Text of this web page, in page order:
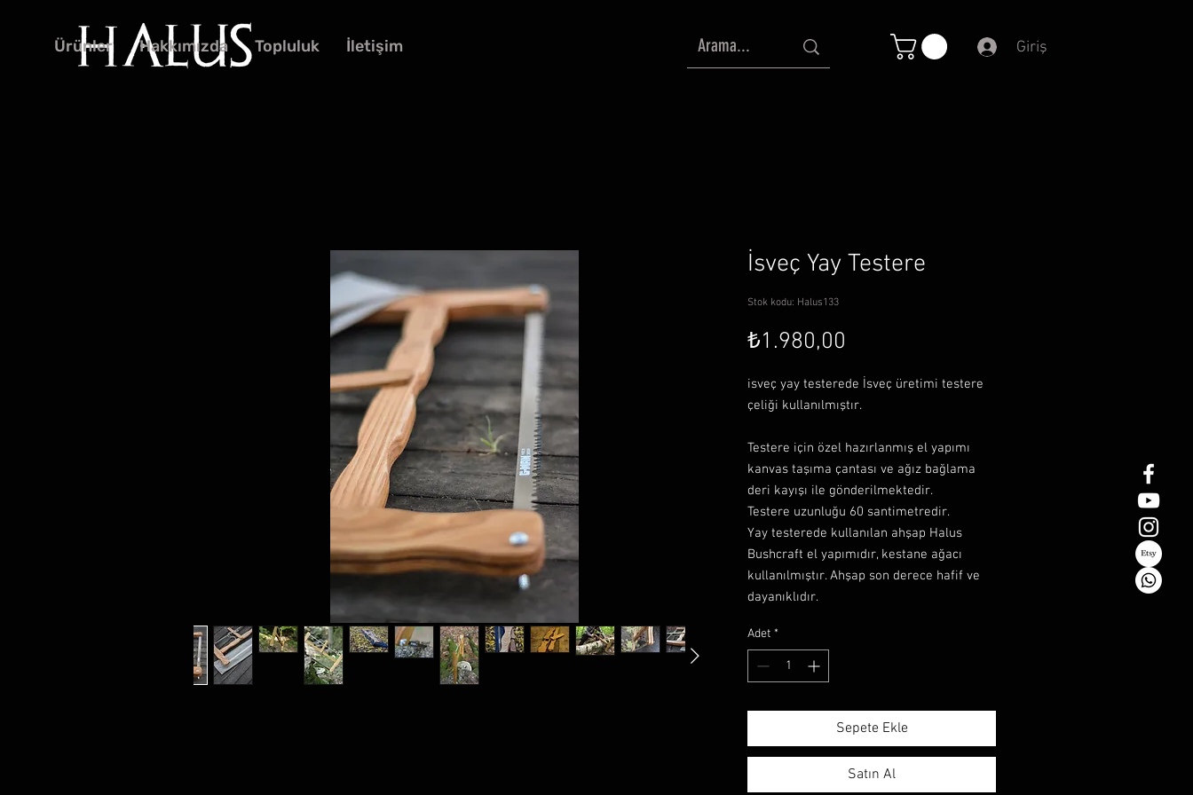
Ürünler Hakkımızda Topluluk İletişim Giriş
İsveç Yay Testere
Stok kodu: Halus133
₺1.980,00
isveç yay testerede İsveç üretimi testere
çeliği kullanılmıştır.
Testere için özel hazırlanmış el yapımı
kanvas taşıma çantası ve ağız bağlama
deri kayışı ile gönderilmektedir.
Testere uzunluğu 60 santimetredir.
Yay testerede kullanılan ahşap Halus
Bushcraft el yapımıdır, kestane ağacı
kullanılmıştır. Ahşap son derece hafif ve
dayanıklıdır.
Adet *
Sepete Ekle
Satın Al